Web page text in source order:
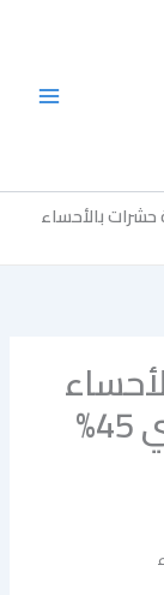
بالأحساء
0551174337 خصم حصري 45%